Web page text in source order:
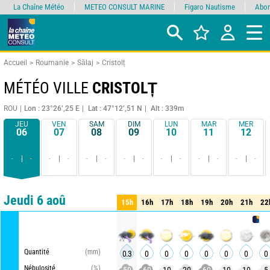
Accueil Roumanie Sălaj Cristolț
MÉTÉO VILLE CRISTOLȚ
ROU Lon : 23°26’,25 E Lat : 47°12’,51 N
Alt : 339m
JEU
06
- -
VEN
07
- -
SAM
08
- -
DIM
09
- -
LUN
10
- -
MAR
11
- -
MER
12
- -
Comparateur détaillé synthétique
Jeudi 6 aoû
METEO
Quantité
(mm)
Nébulosité
(%)
15h 16h 17h 18h 19h 20h 21h
15h 16h 17h 18h 19h 20h 21h
0.3 0 0 0 0 0 0
0
La Chaîne Météo METEO CONSULT MARINE Figaro Nautisme